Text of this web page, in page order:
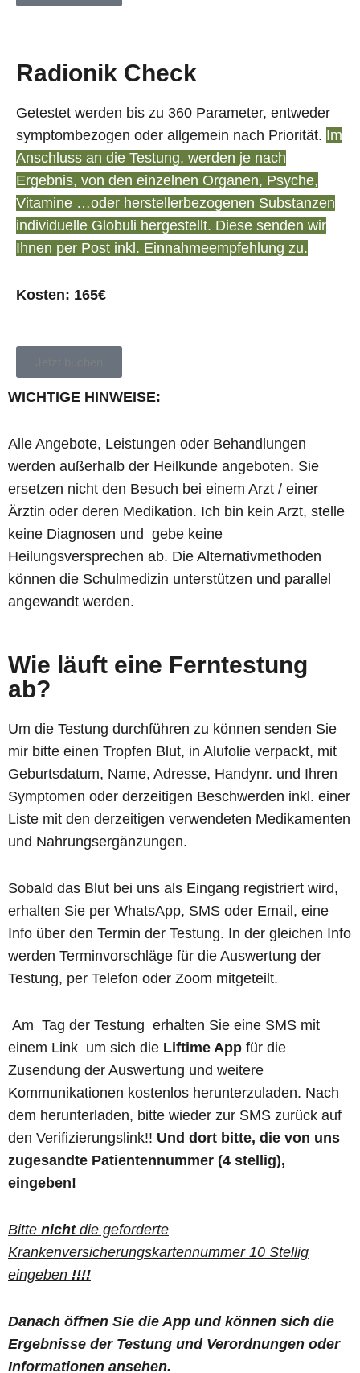
Radionik Check
Getestet werden bis zu 360 Parameter, entweder
symptombezogen oder allgemein nach Priorität. Im
Anschluss an die Testung, werden je nach
Ergebnis, von den einzelnen Organen, Psyche,
Vitamine …oder herstellerbezogenen Substanzen
individuelle Globuli hergestellt. Diese senden wir
Ihnen per Post inkl. Einnahmeempfehlung zu.
Kosten: 165€
WICHTIGE HINWEISE:
Alle Angebote, Leistungen oder Behandlungen
werden außerhalb der Heilkunde angeboten. Sie
ersetzen nicht den Besuch bei einem Arzt / einer
Ärztin oder deren Medikation. Ich bin kein Arzt, stelle
keine Diagnosen und gebe keine
Heilungsversprechen ab. Die Alternativmethoden
können die Schulmedizin unterstützen und parallel
angewandt werden.
Wie läuft eine Ferntestung
ab?
Um die Testung durchführen zu können senden Sie
mir bitte einen Tropfen Blut, in Alufolie verpackt, mit
Geburtsdatum, Name, Adresse, Handynr. und Ihren
Symptomen oder derzeitigen Beschwerden inkl. einer
Liste mit den derzeitigen verwendeten Medikamenten
und Nahrungsergänzungen.
Sobald das Blut bei uns als Eingang registriert wird,
erhalten Sie per WhatsApp, SMS oder Email, eine
Info über den Termin der Testung. In der gleichen Info
werden Terminvorschläge für die Auswertung der
Testung, per Telefon oder Zoom mitgeteilt.
Am Tag der Testung erhalten Sie eine SMS mit
einem Link um sich die Liftime App für die
Zusendung der Auswertung und weitere
Kommunikationen kostenlos herunterzuladen. Nach
dem herunterladen, bitte wieder zur SMS zurück auf
den Verifizierungslink!! Und dort bitte, die von uns
zugesandte Patientennummer (4 stellig),
eingeben!
Bitte nicht die geforderte
Krankenversicherungskartennummer 10 Stellig
eingeben !!!!
Danach öffnen Sie die App und können sich die
Ergebnisse der Testung und Verordnungen oder
Informationen ansehen.